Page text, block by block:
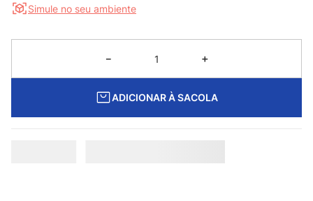
Simule no seu ambiente
＋
－
ADICIONAR À SACOLA